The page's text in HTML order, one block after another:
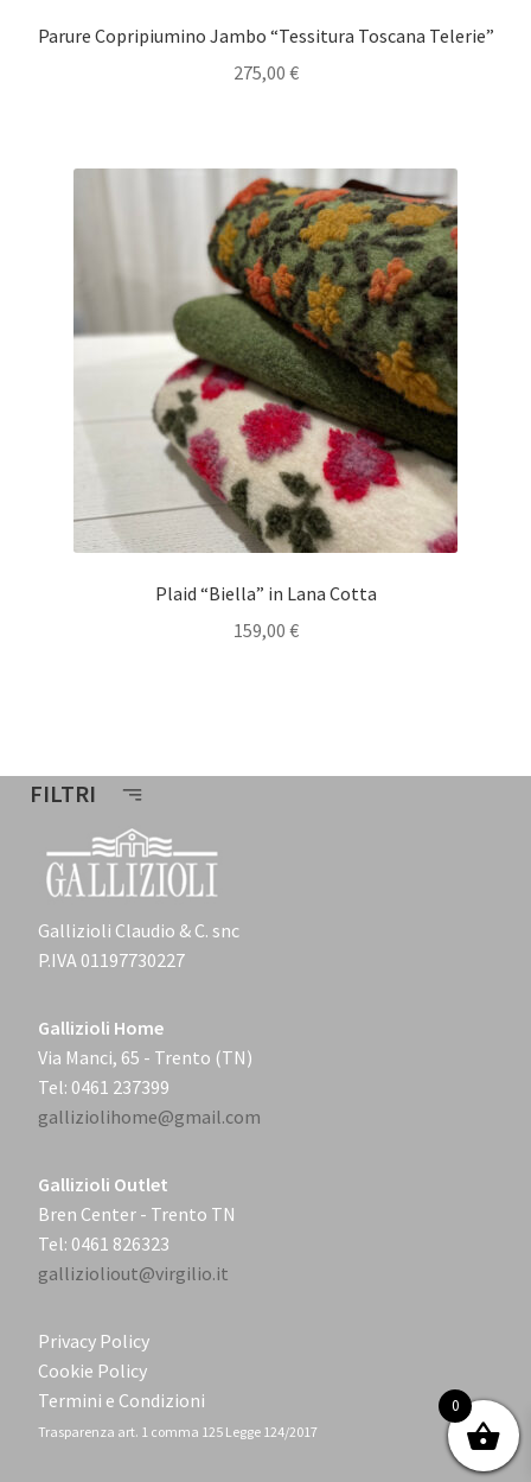
Parure Copripiumino Jambo “Tessitura Toscana Telerie”
275,00 €
Plaid “Biella” in Lana Cotta
159,00 €
FILTRI
Gallizioli Claudio & C. snc
P.IVA 01197730227
Gallizioli Home
Via Manci, 65 - Trento (TN)
Tel: 0461 237399
galliziolihome@gmail.com
Gallizioli Outlet
Bren Center - Trento TN
Tel: 0461 826323
gallizioliout@virgilio.it
Privacy Policy
Cookie Policy
Termini e Condizioni
Trasparenza art. 1 comma 125 Legge 124/2017
0